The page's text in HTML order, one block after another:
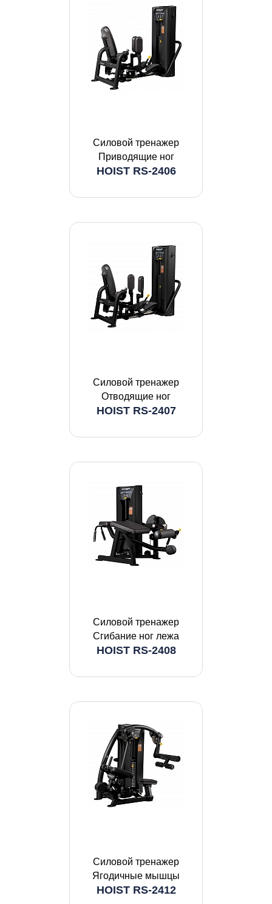
Силовой тренажер
Приводящие ног
HOIST RS-2406
Силовой тренажер
Отводящие ног
HOIST RS-2407
Силовой тренажер
Сгибание ног лежа
HOIST RS-2408
Силовой тренажер
Ягодичные мышцы
HOIST RS-2412